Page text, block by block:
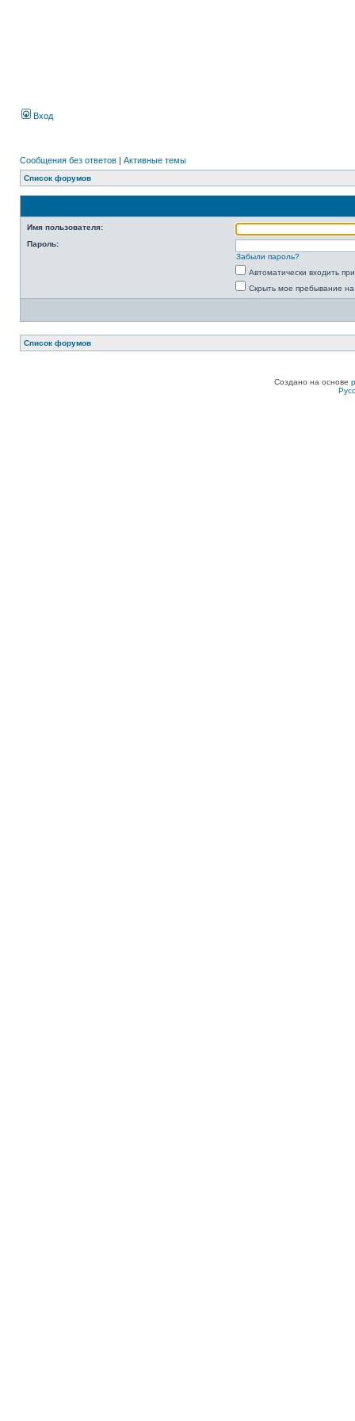
Вход
Сообщения без ответов | Активные темы
Список форумов
Имя пользователя:
Пароль:
Забыли пароль?
Автоматически входить
Скрыть мое пребывание
Список форумов
Создано на основе